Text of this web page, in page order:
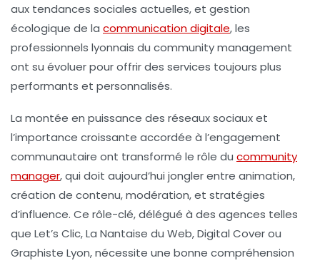
aux tendances sociales actuelles, et gestion
écologique de la communication digitale, les
professionnels lyonnais du community management
ont su évoluer pour offrir des services toujours plus
performants et personnalisés.
La montée en puissance des réseaux sociaux et
l’importance croissante accordée à l’engagement
communautaire ont transformé le rôle du community
manager, qui doit aujourd’hui jongler entre animation,
création de contenu, modération, et stratégies
d’influence. Ce rôle-clé, délégué à des agences telles
que Let’s Clic, La Nantaise du Web, Digital Cover ou
Graphiste Lyon, nécessite une bonne compréhension